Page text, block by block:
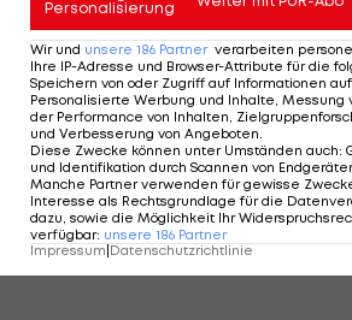
VIP-
Promotion
mit
steckte
Bundesliga
Personalisierung
Wir und unsere 186 Partner verarbeiten
Ihre IP-Adresse und Browser-Attribute für die
Speichern von oder Zugriff auf Informationen
Personalisierte Werbung und Inhalte, Messung
der Performance von Inhalten,
und Verbesserung von Angeboten
Diese Zwecke können unter Umständen auch:
und Identifikation durch Scannen von
Manche Partner verwenden für gewisse
Interesse als Rechtsgrundlage für die
dazu, sowie die Möglichkeit Ihr
verfügbar: unsere 186 Partner
Impressum|Datenschutzrichtlinie